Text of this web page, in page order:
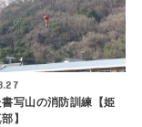
写山の消防訓練【姫
】